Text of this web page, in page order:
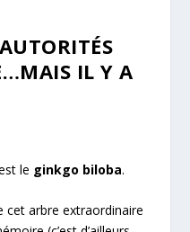
IL Y A
le ginkgo biloba.
cet arbre extraordinaire